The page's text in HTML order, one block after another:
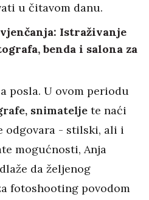
u čitavom danu.
Istraživanje
benda i salona za
posla. U ovom periodu
snimatelje te naći
odgovara - stilski, ali i
mogućnosti, Anja
da željenog
fotoshooting povodom